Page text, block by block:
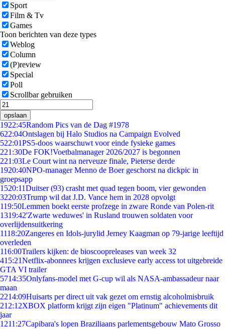
Sport
Film & Tv
Games
Toon berichten van deze types
Weblog
Column
(P)review
Special
Poll
Scrollbar gebruiken
opslaan
1922:45Random Pics van de Dag #1978
622:04Ontslagen bij Halo Studios na Campaign Evolved
522:01PS5-doos waarschuwt voor einde fysieke games
221:30De FOK!Voetbalmanager 2026/2027 is begonnen
221:03Le Court wint na nerveuze finale, Pieterse derde
1920:40NPO-manager Menno de Boer geschorst na dickpic in
groepsapp
1520:11Duitser (93) crasht met quad tegen boom, vier gewonden
3220:03Trump wil dat J.D. Vance hem in 2028 opvolgt
119:50Lemmen boekt eerste profzege in zware Ronde van Polen-rit
1319:42'Zwarte weduwes' in Rusland trouwen soldaten voor
overlijdensuitkering
1118:20Zangeres en Idols-jurylid Jerney Kaagman op 79-jarige leeftijd
overleden
116:00Trailers kijken: de bioscoopreleases van week 32
415:21Netflix-abonnees krijgen exclusieve early access tot uitgebreide
GTA VI trailer
5714:35Onlyfans-model met G-cup wil als NASA-ambassadeur naar
maan
2214:09Huisarts per direct uit vak gezet om ernstig alcoholmisbruik
212:12XBOX platform krijgt zijn eigen "Platinum" achievements dit
jaar
1211:27Capibara's lopen Braziliaans parlementsgebouw Mato Grosso